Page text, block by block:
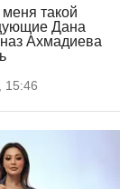
такой
Дана
Ахмадиева
15:46